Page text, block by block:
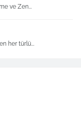
ve Zen...
her türlü...